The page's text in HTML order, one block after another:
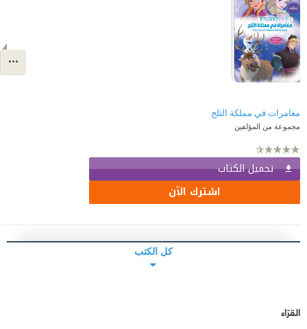
مغامرات في مملكة الثلج
مجموعة من المؤلفين
تحميل الكتاب
اشترك الآن
كل الكتب
القرّاء